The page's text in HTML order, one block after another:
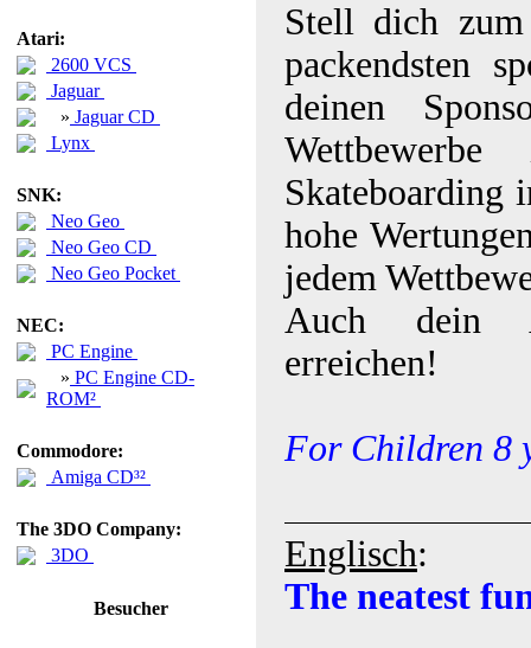
Atari:
2600 VCS
Jaguar
» Jaguar CD
Lynx
SNK:
Neo Geo
Neo Geo CD
Neo Geo Pocket
NEC:
PC Engine
» PC Engine CD-
ROM²
Commodore:
Amiga CD³²
The 3DO Company:
3DO
Besucher
Stell dich
packendsten
deinen
Skateboarding
hohe
jedem
Auch dein
erreichen!
For Children 8
Englisch:
The neatest